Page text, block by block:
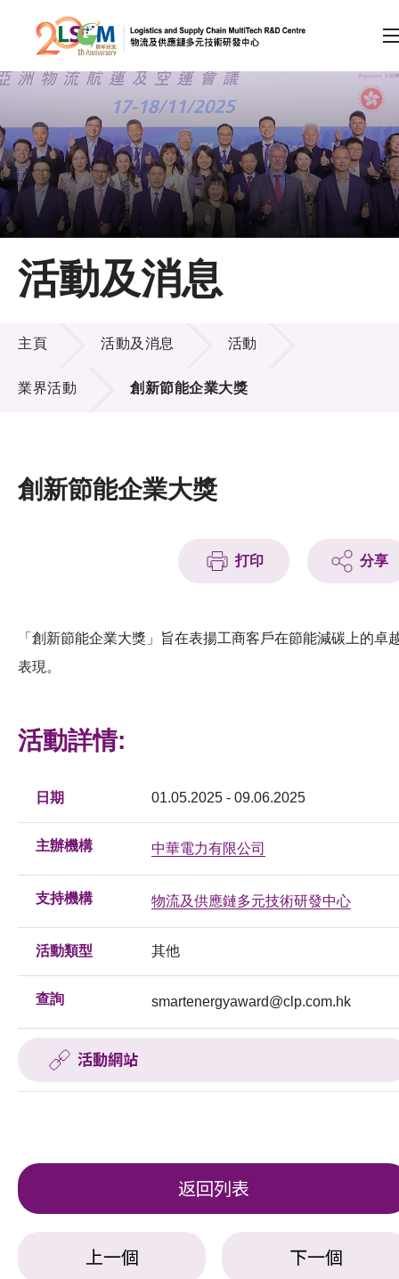
跳到內容（按回車鍵）
會員登入
A A EN 繁 简
主頁
關於LSCM
技術商品化
項目及資助計劃
活動及消息
科技分享
會籍
活動及消息
活動及消息
主頁 活動及消息 活動
業界活動 創新節能企業大獎
創新節能企業大獎
打印 分享
「創新節能企業大獎」旨在表揚工商客戶在節能減碳上的卓
表現。
活動詳情:
日期 01.05.2025 - 09.06.2025
主辦機構 中華電力有限公司
支持機構 物流及供應鏈多元技術研發中心
活動類型 其他
查詢 smartenergyaward@clp.com.hk
活動網站
返回列表
上一個 下一個